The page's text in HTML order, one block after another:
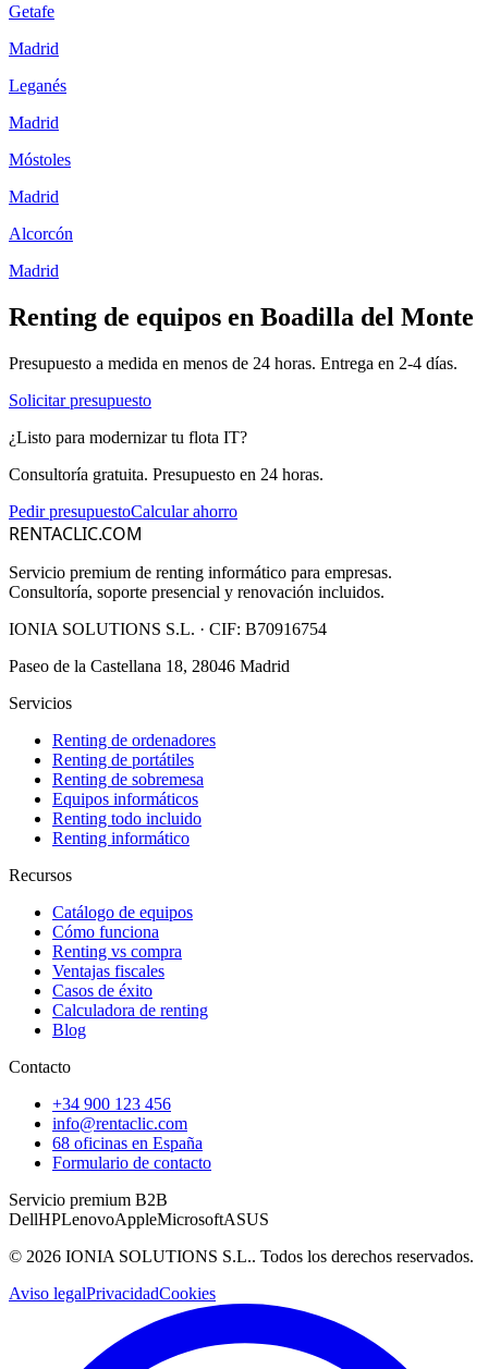
Getafe
Madrid
Leganés
Madrid
Móstoles
Madrid
Alcorcón
Madrid
Renting de equipos en Boadilla del Monte
Presupuesto a medida en menos de 24 horas. Entrega en 2-4 días.
Solicitar presupuesto
¿Listo para modernizar tu flota IT?
Consultoría gratuita. Presupuesto en 24 horas.
Pedir presupuestoCalcular ahorro
RENTACLIC.COM
Servicio premium de renting informático para empresas.
Consultoría, soporte presencial y renovación incluidos.
IONIA SOLUTIONS S.L. · CIF: B70916754
Paseo de la Castellana 18, 28046 Madrid
Servicios
Renting de ordenadores
Renting de portátiles
Renting de sobremesa
Equipos informáticos
Renting todo incluido
Renting informático
Recursos
Catálogo de equipos
Cómo funciona
Renting vs compra
Ventajas fiscales
Casos de éxito
Calculadora de renting
Blog
Contacto
+34 900 123 456
info@rentaclic.com
68 oficinas en España
Formulario de contacto
Servicio premium B2B
DellHPLenovoAppleMicrosoftASUS
© 2026 IONIA SOLUTIONS S.L.. Todos los derechos reservados.
Aviso legalPrivacidadCookies